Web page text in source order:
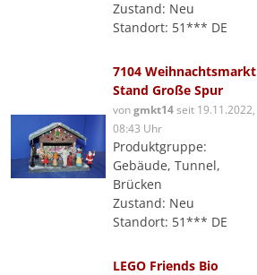
Zustand: Neu
Standort: 51*** DE
7104 Weihnachtsmarkt
Stand Große Spur
vongmkt14seit 19.11.2022,
08:43 Uhr
Produktgruppe:
Gebäude, Tunnel,
Brücken
Zustand: Neu
Standort: 51*** DE
LEGO Friends Bio